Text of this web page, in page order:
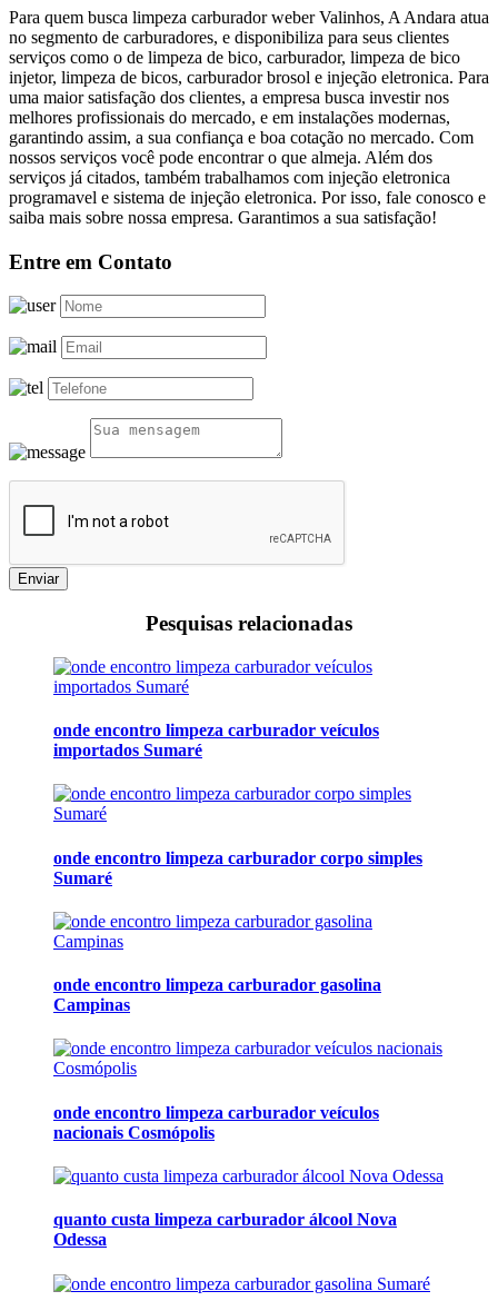
Para quem busca limpeza carburador weber Valinhos, A Andara atua
no segmento de carburadores, e disponibiliza para seus clientes
serviços como o de limpeza de bico, carburador, limpeza de bico
injetor, limpeza de bicos, carburador brosol e injeção eletronica. Para
uma maior satisfação dos clientes, a empresa busca investir nos
melhores profissionais do mercado, e em instalações modernas,
garantindo assim, a sua confiança e boa cotação no mercado. Com
nossos serviços você pode encontrar o que almeja. Além dos
serviços já citados, também trabalhamos com injeção eletronica
programavel e sistema de injeção eletronica. Por isso, fale conosco e
saiba mais sobre nossa empresa. Garantimos a sua satisfação!
Entre em Contato
Enviar
Pesquisas relacionadas
onde encontro limpeza carburador veículos
importados Sumaré
onde encontro limpeza carburador corpo simples
Sumaré
onde encontro limpeza carburador gasolina
Campinas
onde encontro limpeza carburador veículos
nacionais Cosmópolis
quanto custa limpeza carburador álcool Nova
Odessa